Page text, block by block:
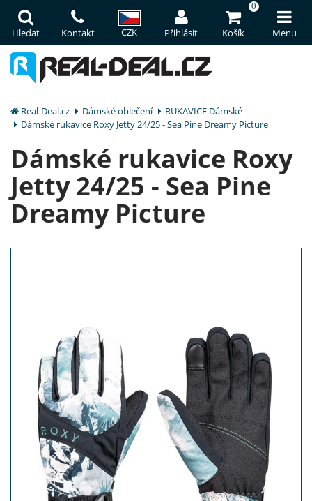
Hledat Kontakt CZK Přihlásit
0
Košík Menu
Real-Deal.cz Dámské oblečení
RUKAVICE Dámské
Dámské rukavice Roxy Jetty 24/25 - Sea Pine Dreamy Picture
Dámské rukavice Roxy
Jetty 24/25 - Sea Pine
Dreamy Picture